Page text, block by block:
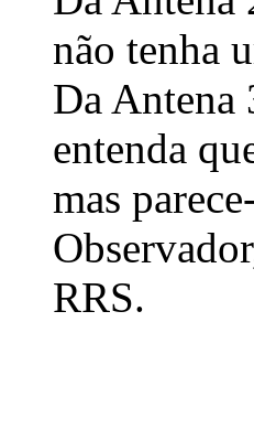
não tenha
Da Antena
entenda
mas
RRS.